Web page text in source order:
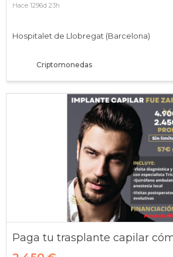
Criptomonedas
Hospitalet de Llobregat (Barcelona)
Hace 1296d 23h
Paga tu trasplante capilar